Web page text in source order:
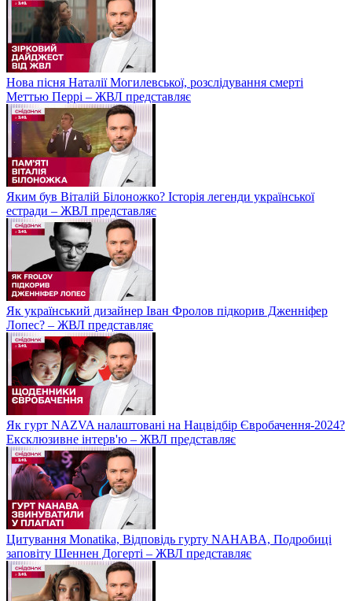
Нова пісня Наталії Могилевської, розслідування смерті
Меттью Перрі – ЖВЛ представляє
Яким був Віталій Білоножко? Історія легенди української
естради – ЖВЛ представляє
Як український дизайнер Іван Фролов підкорив Дженніфер
Лопес? – ЖВЛ представляє
Як гурт NAZVA налаштовані на Нацвідбір Євробачення-2024?
Ексклюзивне інтерв'ю – ЖВЛ представляє
Цитування Monatikа, Відповідь гурту NAHABA, Подробиці
заповіту Шеннен Догерті – ЖВЛ представляє